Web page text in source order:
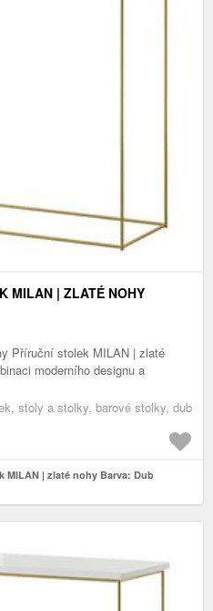
MILAN | ZLATÉ NOHY
Příruční stolek MILAN | zlaté
moderního designu a
stoly a stolky, barové stolky, dub
| zlaté nohy Barva: Dub